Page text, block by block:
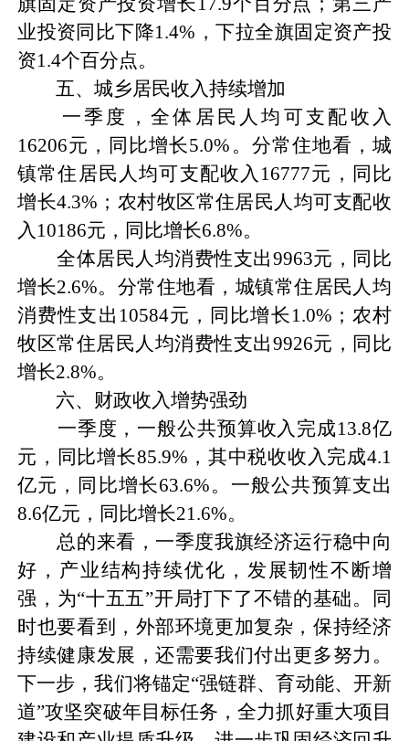
业投资同比下降1.4%，下拉全旗固定资产投
资1.4个百分点。
五、城乡居民收入持续增加
一季度，全体居民人均可支配收入
16206元，同比增长5.0%。分常住地看，城
镇常住居民人均可支配收入16777元，同比
增长4.3%；农村牧区常住居民人均可支配收
入10186元，同比增长6.8%。
全体居民人均消费性支出9963元，同比
增长2.6%。分常住地看，城镇常住居民人均
消费性支出10584元，同比增长1.0%；农村
牧区常住居民人均消费性支出9926元，同比
增长2.8%。
六、财政收入增势强劲
一季度，一般公共预算收入完成13.8亿
元，同比增长85.9%，其中税收收入完成4.1
亿元，同比增长63.6%。一般公共预算支出
8.6亿元，同比增长21.6%。
总的来看，一季度我旗经济运行稳中向
好，产业结构持续优化，发展韧性不断增
强，为“十五五”开局打下了不错的基础。同
时也要看到，外部环境更加复杂，保持经济
持续健康发展，还需要我们付出更多努力。
下一步，我们将锚定“强链群、育动能、开新
道”攻坚突破年目标任务，全力抓好重大项目